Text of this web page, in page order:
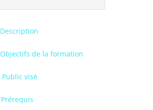
Description
Objectifs de la formation
Public visé
Prérequis